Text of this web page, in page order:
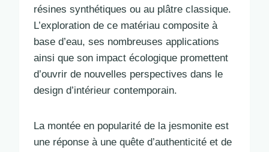
résines synthétiques ou au plâtre classique.
L’exploration de ce matériau composite à
base d’eau, ses nombreuses applications
ainsi que son impact écologique promettent
d’ouvrir de nouvelles perspectives dans le
design d’intérieur contemporain.
La montée en popularité de la jesmonite est
une réponse à une quête d’authenticité et de